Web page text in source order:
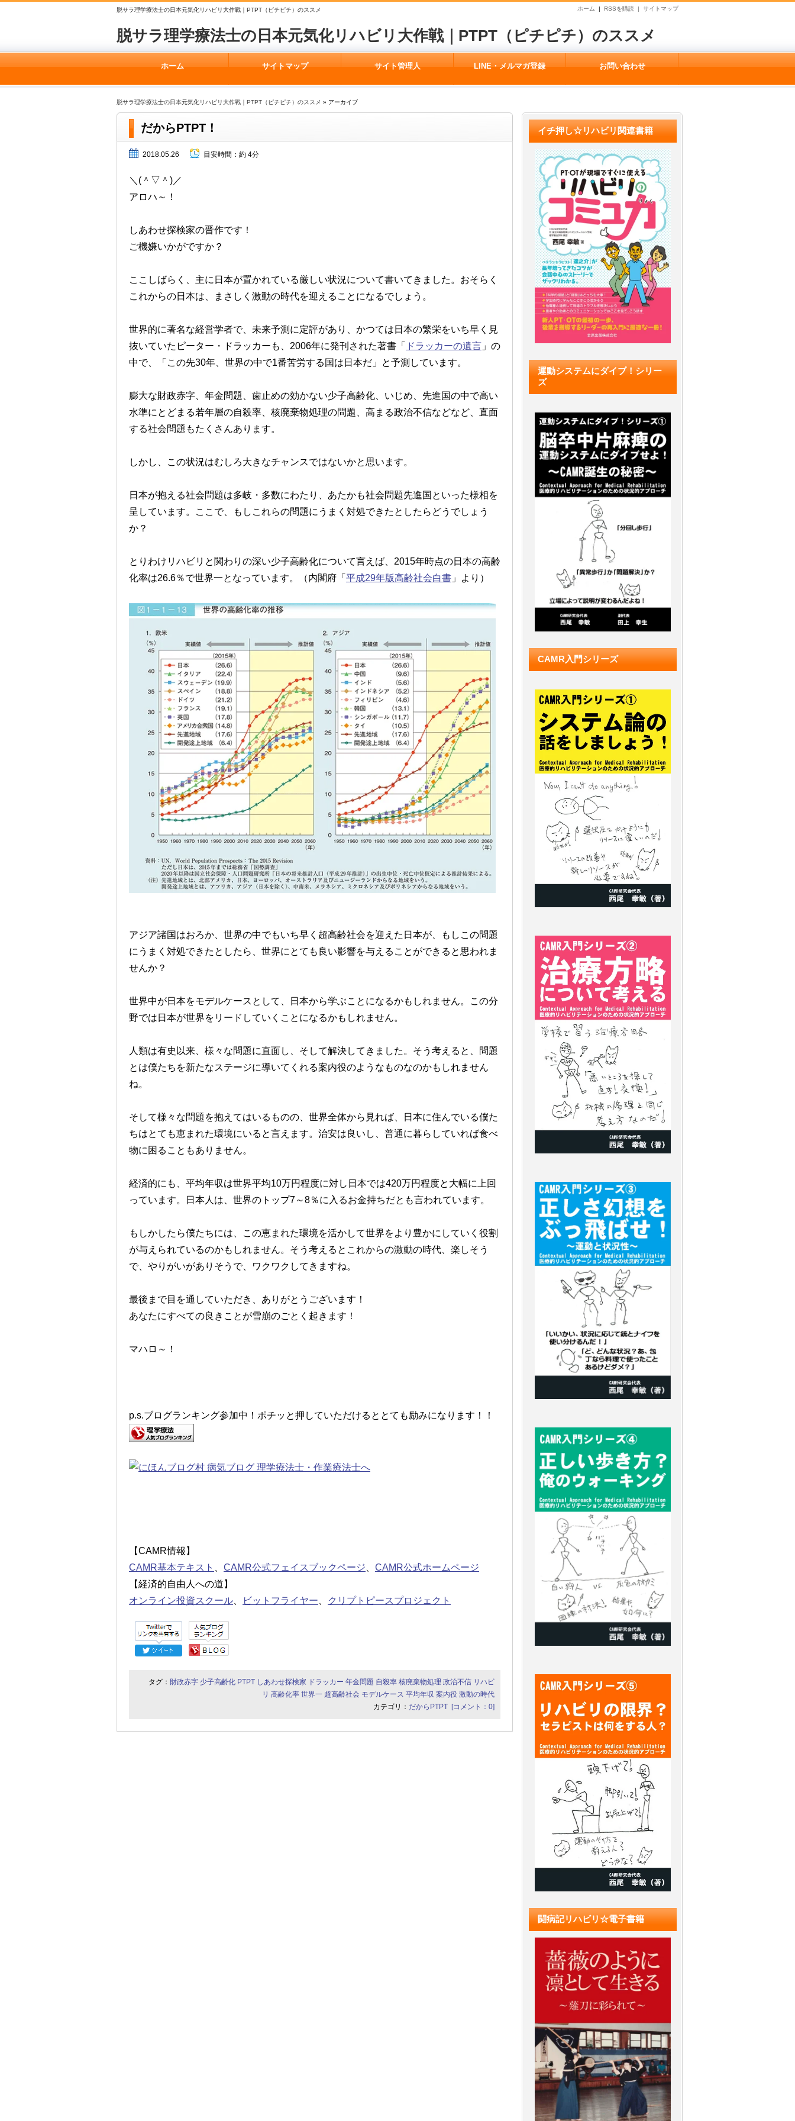
脱サラ理学療法士の日本元気化リハビリ大作戦｜PTPT（ピチピチ）のススメ サイトマップ
RSSを購読 |
ホーム |
脱サラ理学療法士の日本元気化リハビリ大作戦｜PTPT（ピチピチ）のススメ
ホーム サイトマップ サイト管理人 LINE・メルマガ登録 お問い合わせ
脱サラ理学療法士の日本元気化リハビリ大作戦｜PTPT（ピチピチ）のススメ » アーカイブ
だからPTPT！
2018.05.26 目安時間： 約 4分
＼(＾▽＾)／
アロハ～！
しあわせ探検家の晋作です！
ご機嫌いかがですか？
ここしばらく、主に日本が置かれている厳しい状況について書いてきました。おそらく
これからの日本は、まさしく激動の時代を迎えることになるでしょう。
世界的に著名な経営学者で、未来予測に定評があり、かつては日本の繁栄をいち早く見
抜いていたピーター・ドラッカーも、2006年に発刊された著書「
ドラッカーの遺言 」の
中で、「この先30年、世界の中で1番苦労する国は日本だ」と予測しています。
膨大な財政赤字、年金問題、歯止めの効かない少子高齢化、いじめ、先進国の中で高い
水準にとどまる若年層の自殺率、核廃棄物処理の問題、高まる政治不信などなど、直面
する社会問題もたくさんあります。
しかし、この状況はむしろ大きなチャンスではないかと思います。
日本が抱える社会問題は多岐・多数にわたり、あたかも社会問題先進国といった様相を
呈しています。ここで、もしこれらの問題にうまく対処できたとしたらどうでしょう
か？
とりわけリハビリと関わりの深い少子高齢化について言えば、2015年時点の日本の高齢
化率は26.6％で世界一となっています。（内閣府「 平成29年版高齢社会白書 」より）
アジア諸国はおろか、世界の中でもいち早く超高齢社会を迎えた日本が、もしこの問題
にうまく対処できたとしたら、世界にとても良い影響を与えることができると思われま
せんか？
世界中が日本をモデルケースとして、日本から学ぶことになるかもしれません。この分
野では日本が世界をリードしていくことになるかもしれません。
人類は有史以来、様々な問題に直面し、そして解決してきました。そう考えると、問題
とは僕たちを新たなステージに導いてくれる案内役のようなものなのかもしれません
ね。
そして様々な問題を抱えてはいるものの、世界全体から見れば、日本に住んでいる僕た
ちはとても恵まれた環境にいると言えます。治安は良いし、普通に暮らしていれば食べ
物に困ることもありません。
経済的にも、平均年収は世界平均10万円程度に対し日本では420万円程度と大幅に上回
っています。日本人は、世界のトップ7～8％に入るお金持ちだとも言われています。
もしかしたら僕たちには、この恵まれた環境を活かして世界をより豊かにしていく役割
が与えられているのかもしれません。そう考えるとこれからの激動の時代、楽しそう
で、やりがいがありそうで、ワクワクしてきますね。
最後まで目を通していただき、ありがとうございます！
あなたにすべての良きことが雪崩のごとく起きます！
マハロ～！
p.s.ブログランキング参加中！ポチッと押していただけるととても励みになります！！
【CAMR情報】
CAMR基本テキスト
CAMR公式フェイスブックページ
CAMR公式ホームページ
【経済的自由人への道】
オンライン投資スクール
ビットフライヤー クリプトピースプロジェクト
タグ： 財政赤字 少子高齢化 PTPT しあわせ探検家 ドラッカー 年金問題 自殺率 核廃棄物処理 政治不信 リハビ
リ 高齢化率 世界一 超高齢社会 モデルケース 平均年収 案内役 激動の時代
カテゴリ： だからPTPT [コメント：0]
イチ押し☆リハビリ関連書籍
運動システムにダイブ！シリー
ズ
CAMR入門シリーズ
闘病記リハビリ☆電子書籍